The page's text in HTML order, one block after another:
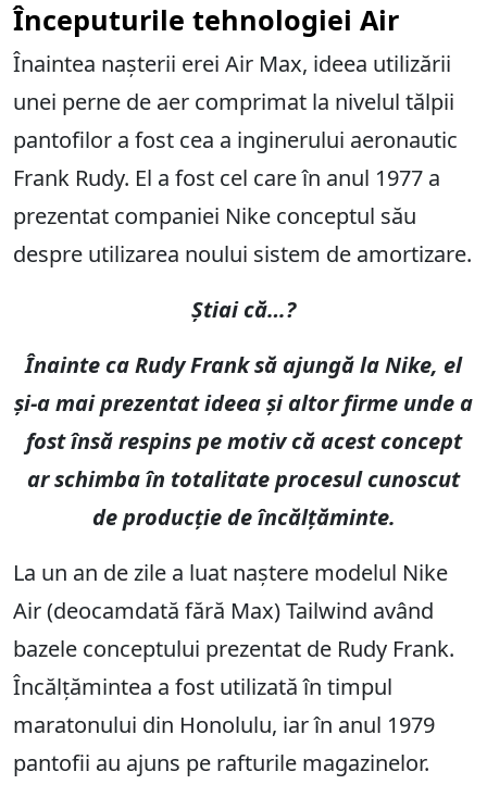
Începuturile tehnologiei Air
Înaintea nașterii erei Air Max, ideea utilizării
unei perne de aer comprimat la nivelul tălpii
pantofilor a fost cea a inginerului aeronautic
Frank Rudy. El a fost cel care în anul 1977 a
prezentat companiei Nike conceptul său
despre utilizarea noului sistem de amortizare.
Știai că…?
Înainte ca Rudy Frank să ajungă la Nike, el
și-a mai prezentat ideea și altor firme unde a
fost însă respins pe motiv că acest concept
ar schimba în totalitate procesul cunoscut
de producție de încălțăminte.
La un an de zile a luat naștere modelul Nike
Air (deocamdată fără Max) Tailwind având
bazele conceptului prezentat de Rudy Frank.
Încălțămintea a fost utilizată în timpul
maratonului din Honolulu, iar în anul 1979
pantofii au ajuns pe rafturile magazinelor.